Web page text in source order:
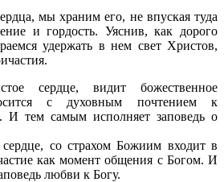
мы храним его, не впуская туда
и гордость. Уяснив, как дорого
удержать в нем свет Христов,
сердце, видит божественное
с духовным почтением к
И тем самым исполняет заповедь о
со страхом Божиим входит в
как момент общения с Богом. И
любви к Богу.